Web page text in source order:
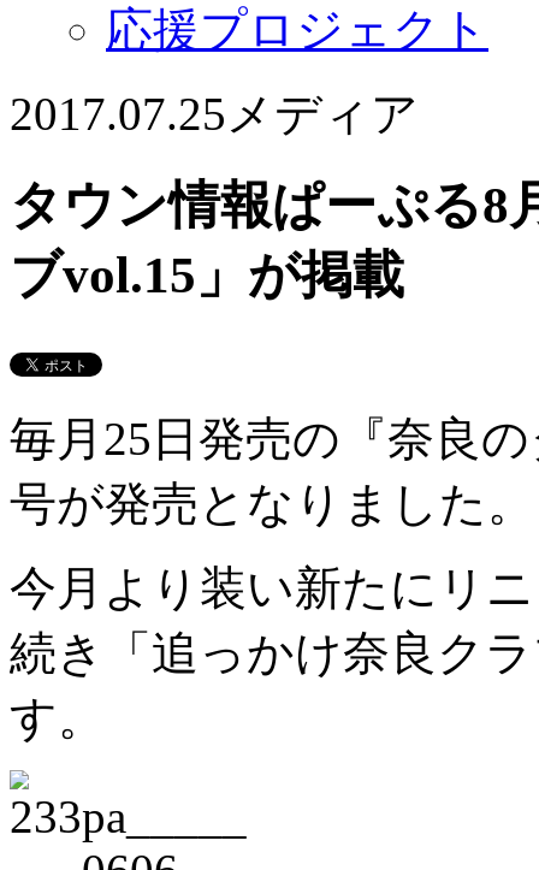
応援プロジェクト
2017.07.25 メディア
タウン情報ぱーぷる8
ブvol.15」が掲載
毎月25日発売の『奈良
号が発売となりました。
今月より装い新たにリ
続き「追っかけ奈良ク
す。